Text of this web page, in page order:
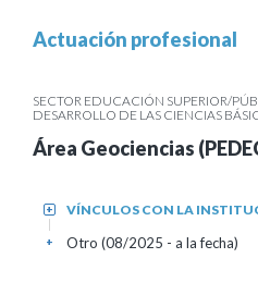
Actuación profesional
SECTOR EDUCACIÓN SUPERIOR/
DESARROLLO DE LAS CIENCIAS
Área Geociencias
VÍNCULOS CON LA
+
Otro (08/2025 - a la fecha)
+